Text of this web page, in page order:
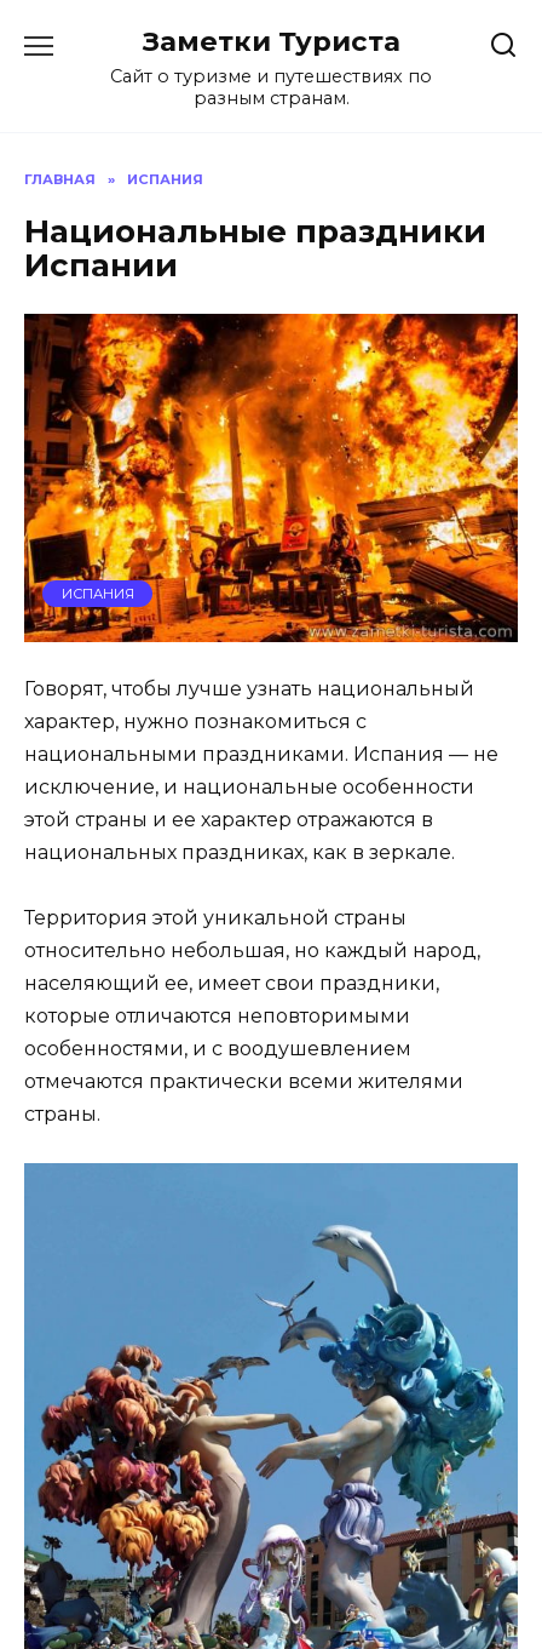
содержанию
Заметки Туриста
Сайт о туризме и путешествиях по
разным странам.
ГЛАВНАЯ » ИСПАНИЯ
Национальные праздники
Испании
ИСПАНИЯ
Говорят, чтобы лучше узнать национальный
характер, нужно познакомиться с
национальными праздниками. Испания — не
исключение, и национальные особенности
этой страны и ее характер отражаются в
национальных праздниках, как в зеркале.
Территория этой уникальной страны
относительно небольшая, но каждый народ,
населяющий ее, имеет свои праздники,
которые отличаются неповторимыми
особенностями, и с воодушевлением
отмечаются практически всеми жителями
страны.